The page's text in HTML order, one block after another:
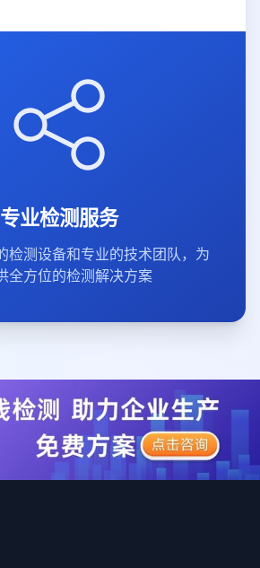
专业检测服务
检测设备和专业的技术团队，为
全方位的检测解决方案